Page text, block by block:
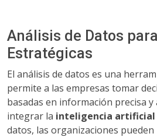
Análisis de Datos
Estratégicas
El análisis de datos es una
permite a las empresas tomar
basadas en información precisa y
integrar la inteligencia artificial
datos, las organizaciones